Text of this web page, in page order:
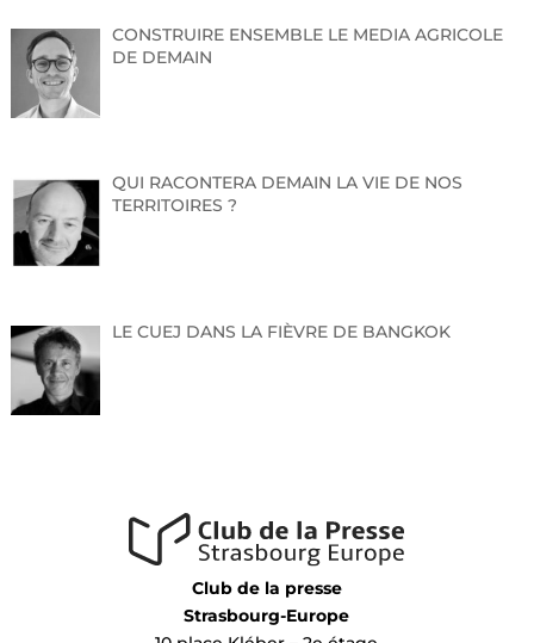
CONSTRUIRE ENSEMBLE LE MEDIA AGRICOLE
DE DEMAIN
QUI RACONTERA DEMAIN LA VIE DE NOS
TERRITOIRES ?
LE CUEJ DANS LA FIÈVRE DE BANGKOK
Club de la presse
Strasbourg-Europe